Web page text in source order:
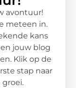
avontuur!
meteen in.
kans
jouw blog
Klik op de
stap naar